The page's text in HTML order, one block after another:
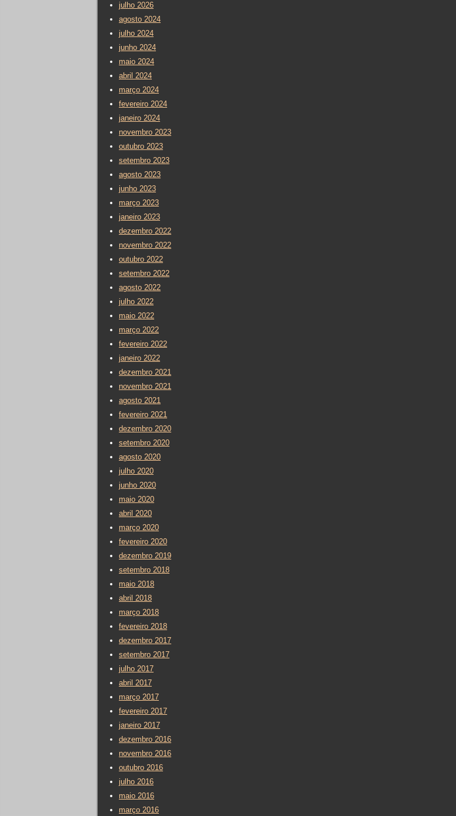
julho 2026
agosto 2024
julho 2024
junho 2024
maio 2024
abril 2024
março 2024
fevereiro 2024
janeiro 2024
novembro 2023
outubro 2023
setembro 2023
agosto 2023
junho 2023
março 2023
janeiro 2023
dezembro 2022
novembro 2022
outubro 2022
setembro 2022
agosto 2022
julho 2022
maio 2022
março 2022
fevereiro 2022
janeiro 2022
dezembro 2021
novembro 2021
agosto 2021
fevereiro 2021
dezembro 2020
setembro 2020
agosto 2020
julho 2020
junho 2020
maio 2020
abril 2020
março 2020
fevereiro 2020
dezembro 2019
setembro 2018
maio 2018
abril 2018
março 2018
fevereiro 2018
dezembro 2017
setembro 2017
julho 2017
abril 2017
março 2017
fevereiro 2017
janeiro 2017
dezembro 2016
novembro 2016
outubro 2016
julho 2016
maio 2016
março 2016